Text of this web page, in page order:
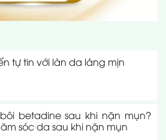
tự tin với làn da láng mịn
betadine sau khi nặn mụn?
sóc da sau khi nặn mụn